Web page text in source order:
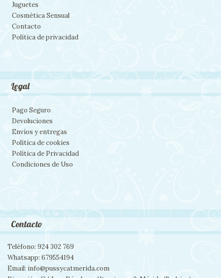
Juguetes
Cosmética Sensual
Contacto
Política de privacidad
Legal
Pago Seguro
Devoluciones
Envíos y entregas
Política de cookies
Política de Privacidad
Condiciones de Uso
Contacto
Teléfono: 924 302 769
Whatsapp: 679554194
Email: info@pussycatmerida.com